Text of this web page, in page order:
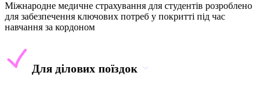
Міжнародне медичне страхування для студентів розроблено
для забезпечення ключових потреб у покритті під час
навчання за кордоном
Для ділових поїздок